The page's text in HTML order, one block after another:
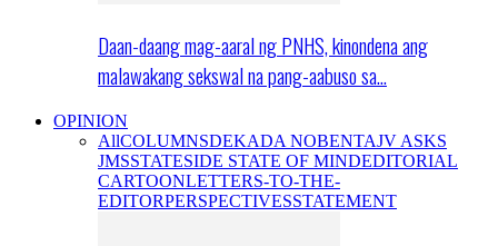
Daan-daang mag-aaral ng PNHS, kinondena ang
malawakang sekswal na pang-aabuso sa…
OPINION
AllCOLUMNSDEKADA NOBENTAJV ASKS
JMSSTATESIDE STATE OF MINDEDITORIAL
CARTOONLETTERS-TO-THE-
EDITORPERSPECTIVESSTATEMENT